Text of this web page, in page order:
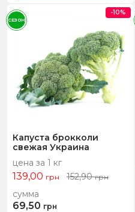
Капуста брокколи
свежая Украина
цена за 1 кг
139,00 грн 152,90грн
сумма
69,50 грн
-10%
СЕЗОН